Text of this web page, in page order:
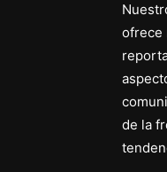
ofrece
de la